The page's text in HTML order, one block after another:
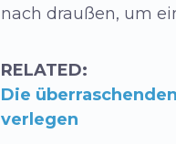
nach draußen, um
RELATED:
Die
verlegen